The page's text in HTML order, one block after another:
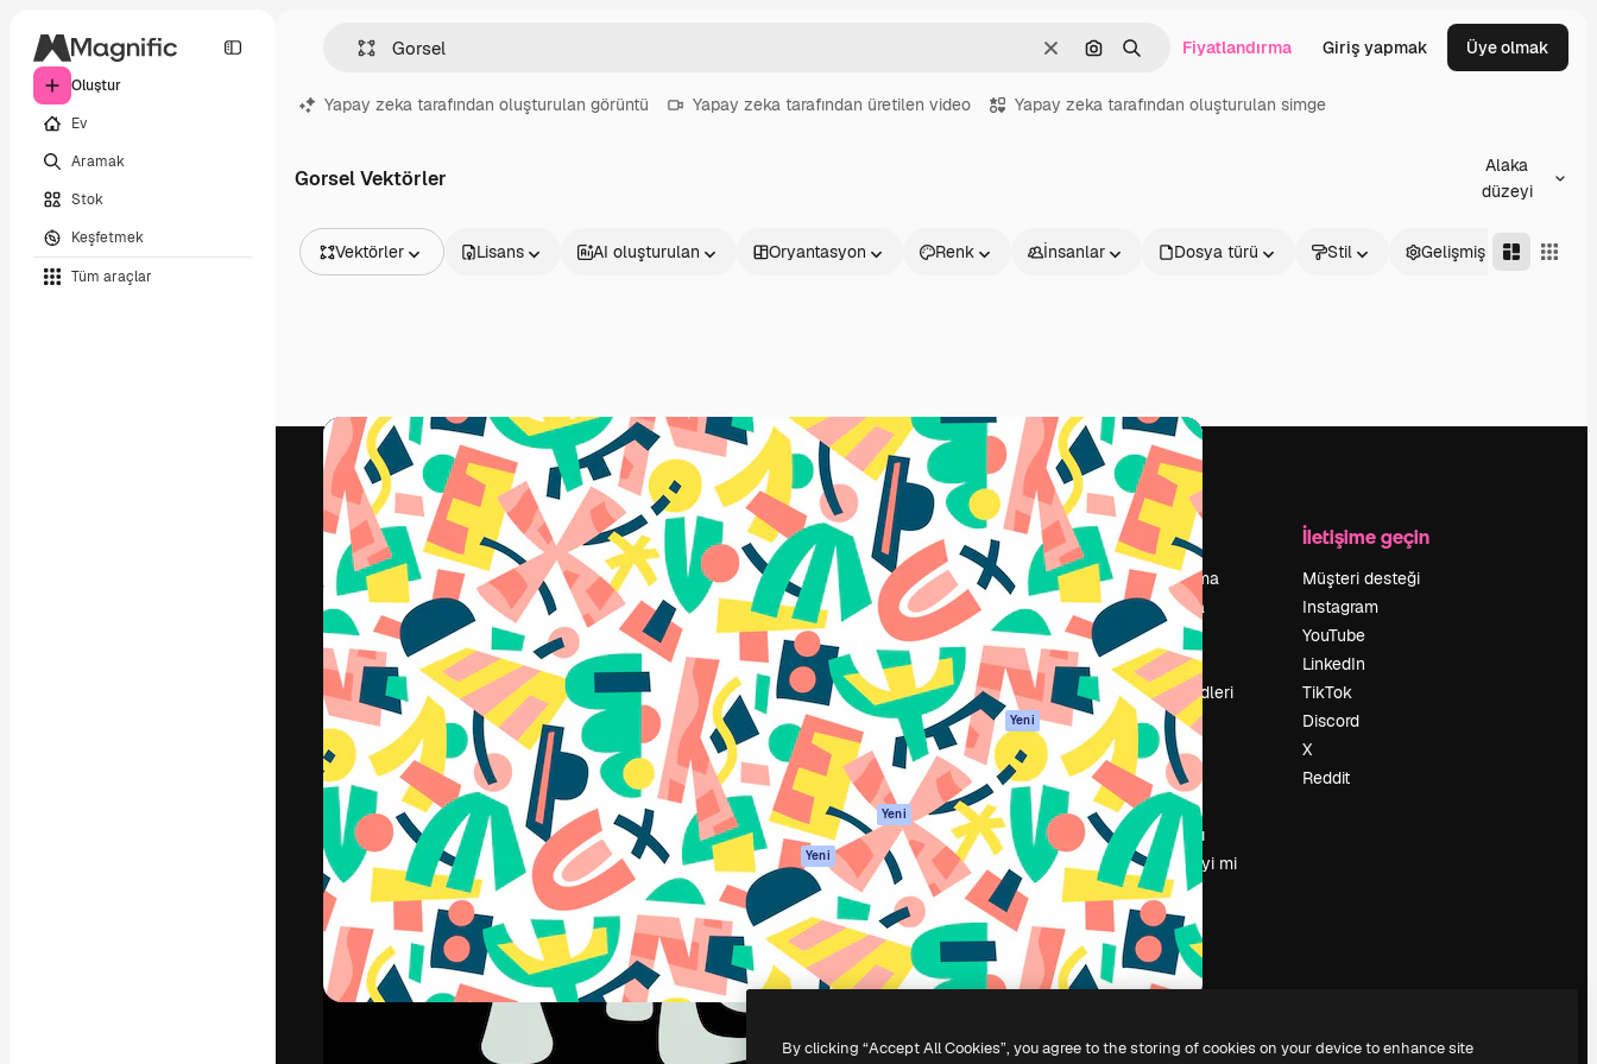
Oluştur
Ev
Aramak
Stok
Keşfetmek
Tüm araçlar
Temizlemek
Görüntüyle ara
AramakFiyatlandırma Giriş yapmak Üye olmak
Yapay zeka tarafından oluşturulan görüntü Yapay zeka tarafından üretilen video Yapay zeka tarafından oluşturulan simge
Gorsel Vektörler
Alaka
düzeyi
Vektörler
Videolar
Video çekimleri
Hareketli grafikler
Video şablonları
Simgeler
3D Modeller
Yazı tipleri
Lisans AI oluşturulan Oryantasyon Renk İnsanlar Dosya türü Stil Gelişmiş
En iyi işlerini yöneteceğin yaratıcı platform.
Kreatif ekipler, işletmeler, ajanslar ve
stüdyolar genelinde 1 milyondan fazla
abone.
Türkçe
Ürünler
Spaces
AI Asistanı
AI Görüntü
Oluşturucu
AI video
oluşturucu
AI ses oluşturucu
Stok içerik
Claude/ChatGPT
için MCP
Yeni
Ajanlar Yeni
API
Mobil Uygulama
Tüm Magnific
araçları
Başlayın
Academy
Dokümantasyon
Destek
Kullanım Şartları
Gizlilik Politikası
Orijinaller
Yeni
Çerez politikası
Güven merkezi
Satış ortakları
Kurumsal
Şirket
Fiyatlandırma
Hakkımızda
Reviews
Kariyer
Arama trendleri
Blog
Olaylar
Slidesgo
İçerik satışı
Basın odası
Magnific.ai’yi mi
arıyorsun?
İletişime geçin
Müşteri desteği
Instagram
YouTube
LinkedIn
TikTok
Discord
X
Reddit
Copyright © 2010- 2026 Freepik Company S.L.U.Her hakkı saklıdır
By clicking “Accept All Cookies”, you agree to the storing of cookies on your device to enhance site